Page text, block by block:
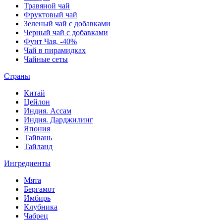
Травяной чай
Фруктовый чай
Зеленый чай с добавками
Черный чай с добавками
Фунт Чая, -40%
Чай в пирамидках
Чайные сеты
Страны
Китай
Цейлон
Индия. Ассам
Индия. Дарджилинг
Япония
Тайвань
Тайланд
Ингредиенты
Мята
Бергамот
Имбирь
Клубника
Чабрец